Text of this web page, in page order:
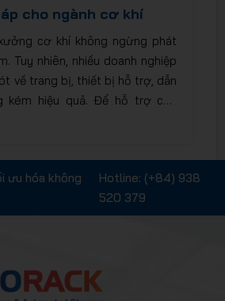
cho ngành cơ khí
cơ khí không ngừng phát
Tuy nhiên, nhiều doanh nghiệp
về trang bị, thiết bị hỗ trợ, dẫn
kém hiệu quả. Để hỗ trợ cho
ưu hóa không
Hotline: (+84) 938
520 379